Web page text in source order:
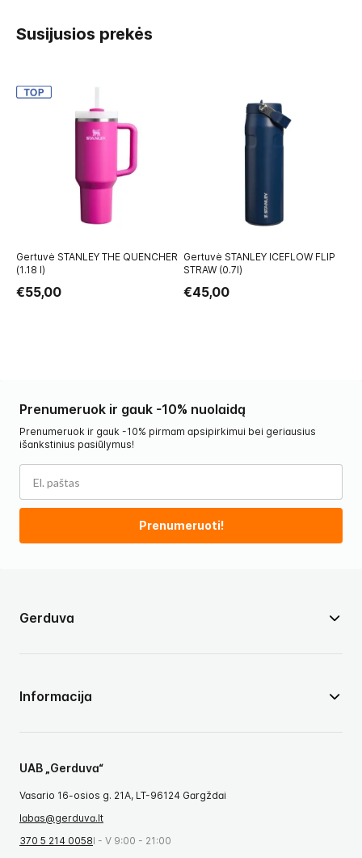
Susijusios prekės
Gertuvė STANLEY THE QUENCHER
(1.18 l)
€55,00
Gertuvė STANLEY ICEFLOW FLIP
STRAW (0.7l)
€45,00
UAB „Gerduva“
Vasario 16-osios g. 21A, LT-96124 Gargždai
labas@gerduva.lt
370 5 214 0058I - V 9:00 - 21:00
Gerduva
Informacija
Prenumeruok ir gauk -10% nuolaidą
Prenumeruok ir gauk -10% pirmam apsipirkimui bei geriausius
išankstinius pasiūlymus!
Prenumeruoti!